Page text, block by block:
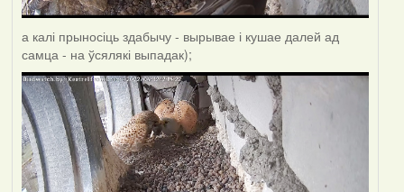
а калі прыносіць здабычу - вырывае і кушае далей ад
самца - на ўсялякі выпадак);